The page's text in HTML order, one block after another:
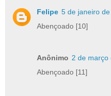
Felipe 5 de janeiro
Abençoado [10]
Anônimo 2 de março
Abençoado [11]